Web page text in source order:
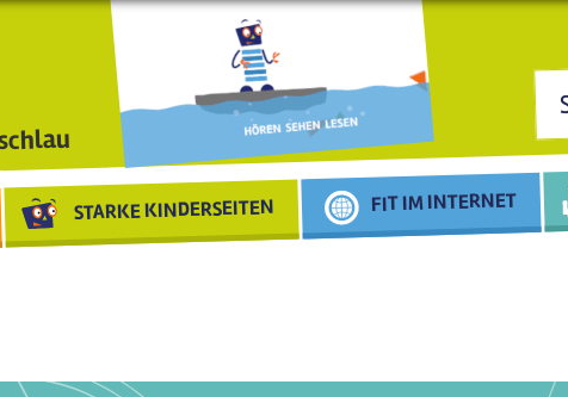
STARKE KINDERSEITEN FIT IM INTERNET